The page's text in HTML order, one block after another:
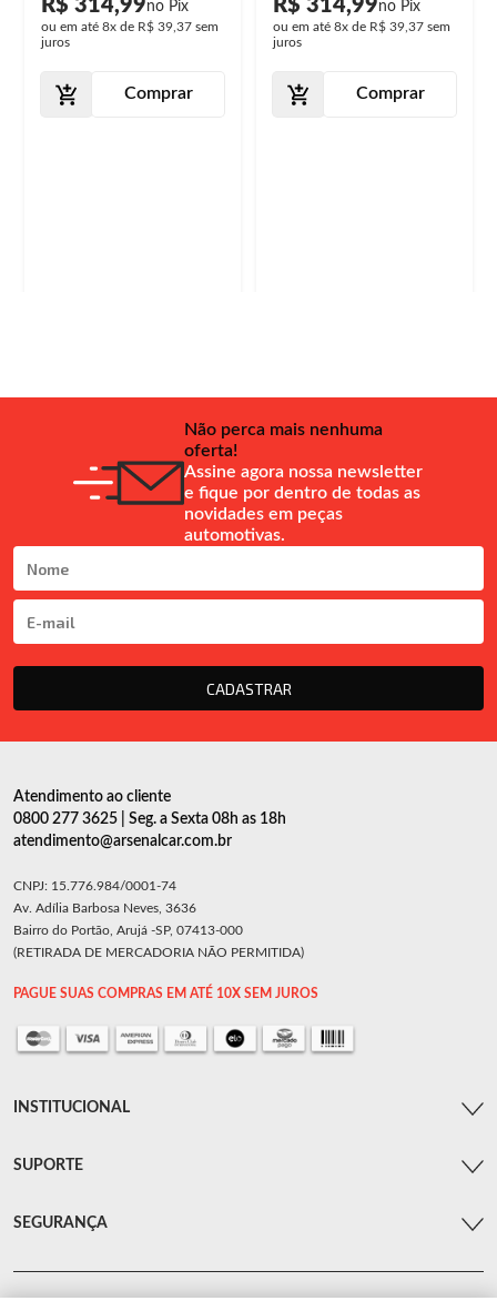
R$ 314,99
ou em até 8x de R$ 39,37 sem
juros
Comprar
R$ 314,99
ou em até 8x de R$ 39,37 sem
juros
Comprar
Não perca mais nenhuma
oferta!
Assine agora nossa newsletter
e fique por dentro de todas as
novidades em peças
automotivas.
CADASTRAR
Atendimento ao cliente
0800 277 3625 | Seg. a Sexta 08h as 18h
atendimento@arsenalcar.com.br
CNPJ: 15.776.984/0001-74
Av. Adília Barbosa Neves, 3636
Bairro do Portão, Arujá -SP, 07413-000
(RETIRADA DE MERCADORIA NÃO PERMITIDA)
PAGUE SUAS COMPRAS EM ATÉ 10X SEM JUROS
INSTITUCIONAL
SUPORTE
SEGURANÇA